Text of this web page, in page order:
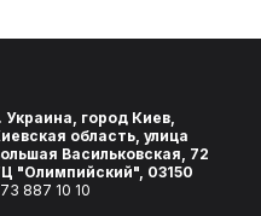
Украина, город Киев,
область, улица
Васильковская, 72
"Олимпийский", 03150
887 10 10